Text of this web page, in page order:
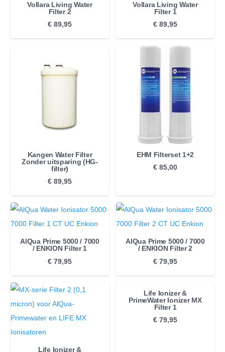
Vollara Living Water
Filter 2
€ 89,95
Vollara Living Water
Filter 1
€ 89,95
Kangen Water Filter
Zonder uitsparing (HG-
filter)
€ 89,95
EHM Filterset 1+2
€ 85,00
AlQua Prime 5000 / 7000
/ ENKION Filter 1
€ 79,95
AlQua Prime 5000 / 7000
/ ENKION Filter 2
€ 79,95
Life Ionizer &
Life Ionizer &
PrimeWater Ionizer MX
Filter 1
€ 79,95